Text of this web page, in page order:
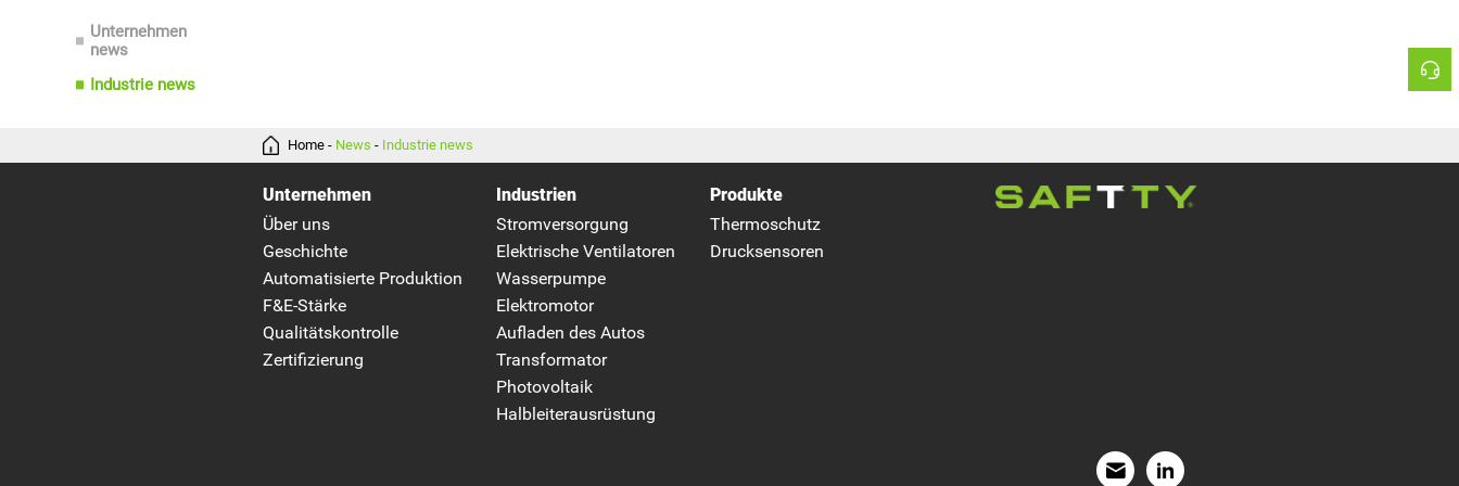
news
Industrie news
Home - News - Industrie news
Unternehmen
Über uns
Geschichte
Automatisierte Produktion
F&E-Stärke
Qualitätskontrolle
Zertifizierung
Industrien
Stromversorgung
Elektrische Ventilatoren
Wasserpumpe
Elektromotor
Aufladen des Autos
Transformator
Photovoltaik
Halbleiterausrüstung
Produkte
Thermoschutz
Drucksensoren